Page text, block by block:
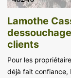
Lamothe
clients
Pour les
déjà fait confiance,